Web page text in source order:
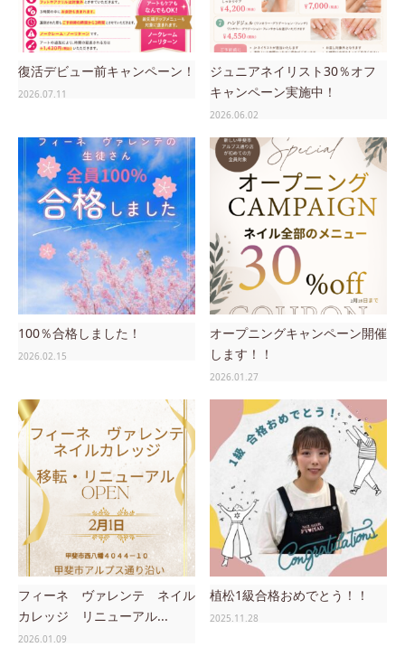
復活デビュー前キャンペーン！
2026.07.11
ジュニアネイリスト30％オフ
キャンペーン実施中！
2026.06.02
100％合格しました！
2026.02.15
オープニングキャンペーン開催
します！！
2026.01.27
フィーネ ヴァレンテ ネイル
カレッジ リニューアル...
2026.01.09
植松1級合格おめでとう！！
2025.11.28